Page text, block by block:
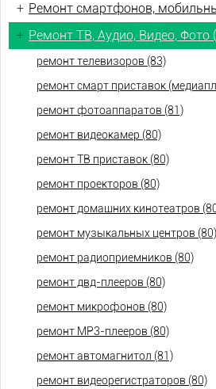
+ Ремонт смартфонов,
+ Ремонт ТВ, Аудио, Видео, Фото
ремонт телевизоров (83)
ремонт смарт приставок
ремонт фотоаппаратов (81)
ремонт видеокамер (80)
ремонт ТВ приставок (80)
ремонт проекторов (80)
ремонт домашних кинотеатров
ремонт музыкальных центров (80)
ремонт радиоприемников (80)
ремонт двд-плееров (80)
ремонт микрофонов (80)
ремонт МР3-плееров (80)
ремонт автомагнитол (81)
ремонт видеорегистраторов (80)